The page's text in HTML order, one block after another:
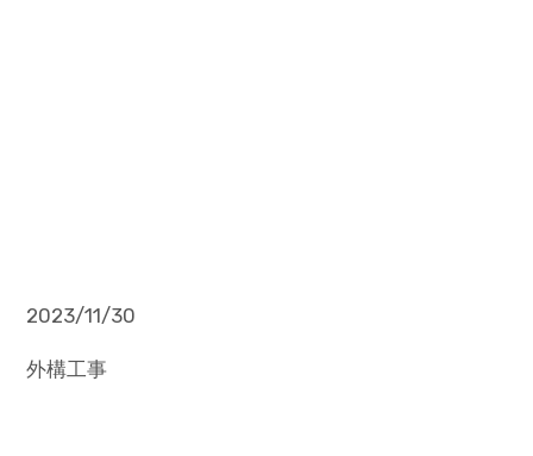
2023/11/30
外構工事